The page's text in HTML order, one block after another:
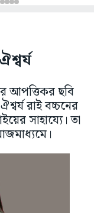
আপত্তিকর ছবি
রাই বচ্চনের
সাহায্যে। তা